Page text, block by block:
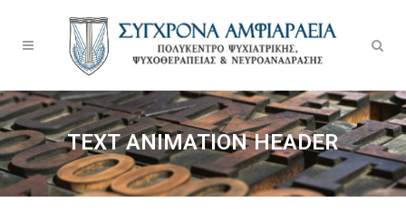
TEXT ANIMATION HEADER